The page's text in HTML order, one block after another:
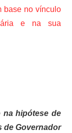
base no vínculo
e na sua
na hipótese de
de Governador